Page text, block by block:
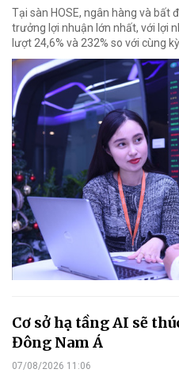
Tại sàn HOSE, ngân hàng và bất
trưởng lợi nhuận lớn nhất, với lợi
lượt 24,6% và 232% so với cùng
Cơ sở hạ tầng AI sẽ
Đông Nam Á
07/08/2026 11:06